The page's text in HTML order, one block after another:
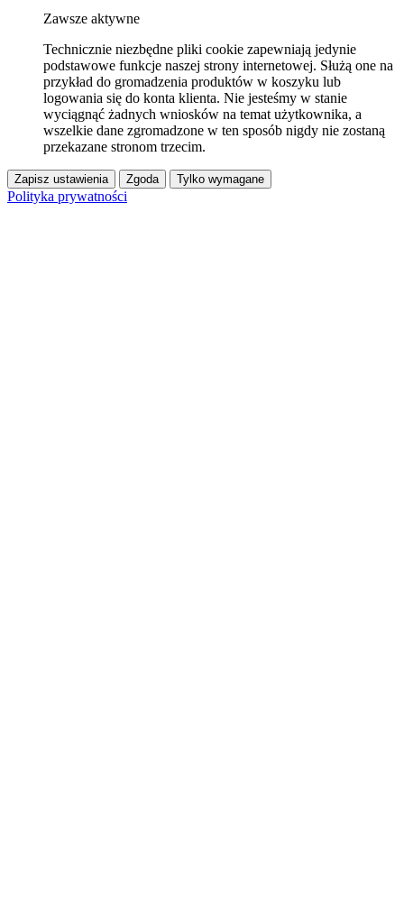
Zawsze aktywne
Technicznie niezbędne pliki cookie zapewniają jedynie
podstawowe funkcje naszej strony internetowej. Służą one na
przykład do gromadzenia produktów w koszyku lub
logowania się do konta klienta. Nie jesteśmy w stanie
wyciągnąć żadnych wniosków na temat użytkownika, a
wszelkie dane zgromadzone w ten sposób nigdy nie zostaną
przekazane stronom trzecim.
Zapisz ustawienia Zgoda Tylko wymagane
Polityka prywatności